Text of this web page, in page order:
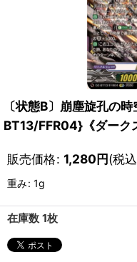
〔状態B〕崩塵旋孔の
BT13/FFR04}《ダーク
販売価格: 1,280円(税
重み: 1g
在庫数 1枚